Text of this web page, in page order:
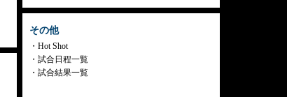
その他
Hot Shot
試合日程一覧
試合結果一覧